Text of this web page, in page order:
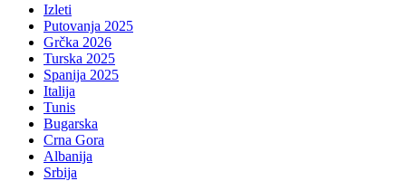
Izleti
Putovanja 2025
Grčka 2026
Turska 2025
Spanija 2025
Italija
Tunis
Bugarska
Crna Gora
Albanija
Srbija